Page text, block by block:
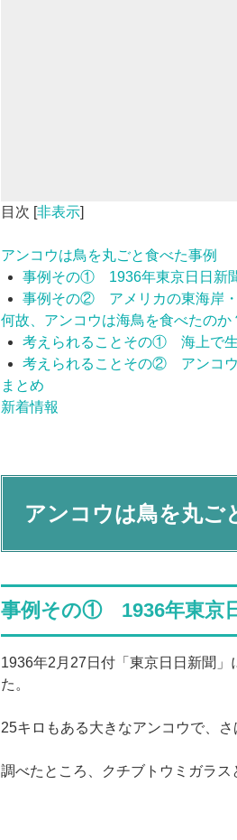
目次 [非表示]
アンコウは鳥を丸ごと食べた事例
事例その① 1936年東京日日新
事例その② アメリカの東海岸
何故、アンコウは海鳥を食べたのか
考えられることその① 海上で生
考えられることその② アンコウ
まとめ
新着情報
アンコウは鳥を丸ご
事例その① 1936年東京
1936年2月27日付「東京日日新聞
た。
25キロもある大きなアンコウで、
調べたところ、クチブトウミガラス